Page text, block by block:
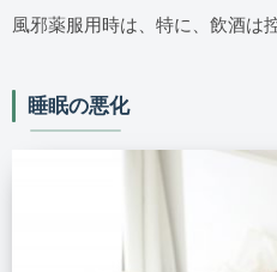
風邪薬服用時は、特に、飲酒は
睡眠の悪化